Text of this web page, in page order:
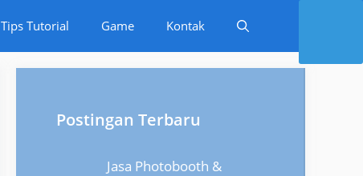
Tips Tutorial Game Kontak
Postingan Terbaru
Jasa Photobooth &